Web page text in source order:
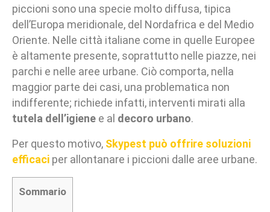
piccioni sono una specie molto diffusa, tipica
dell’Europa meridionale, del Nordafrica e del Medio
Oriente. Nelle città italiane come in quelle Europee
è altamente presente, soprattutto nelle piazze, nei
parchi e nelle aree urbane. Ciò comporta, nella
maggior parte dei casi, una problematica non
indifferente; richiede infatti, interventi mirati alla
tutela dell’igiene e al decoro urbano.
Per questo motivo, Skypest può offrire soluzioni
efficaci per allontanare i piccioni dalle aree urbane.
Sommario